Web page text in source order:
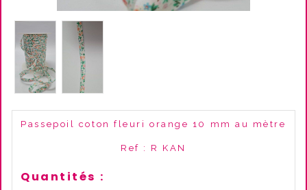
Passepoil coton fleuri orange 10 mm au mètre
Ref : R KAN
Quantités :